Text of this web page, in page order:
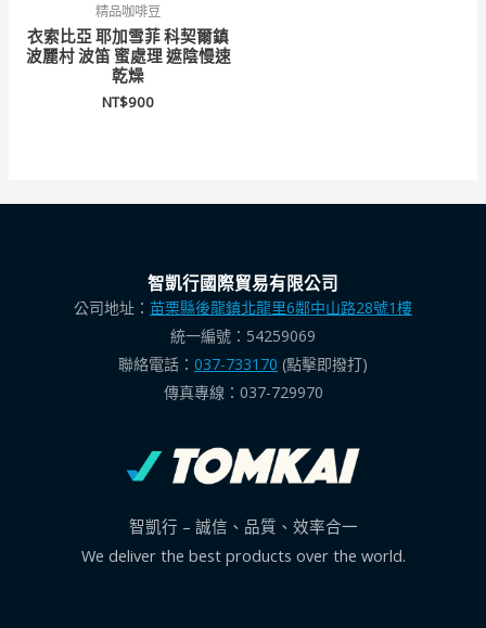
精品咖啡豆
衣索比亞 耶加雪菲 科契爾鎮
波麗村 波笛 蜜處理 遮陰慢速
乾燥
NT$900
智凱行國際貿易有限公司
公司地址： 苗栗縣後龍鎮北龍里6鄰中山路28號1樓
統一編號：54259069
聯絡電話： 037-733170 (點擊即撥打)
傳真專線：037-729970
智凱行 – 誠信、品質、效率合一
We deliver the best products over the world.